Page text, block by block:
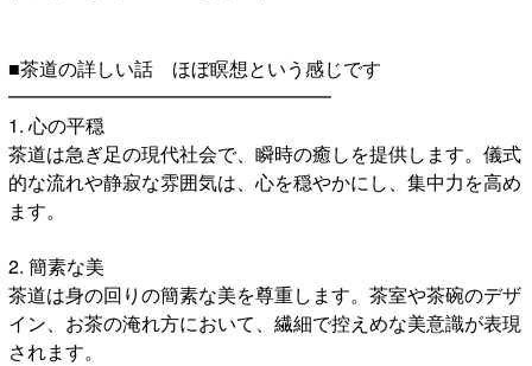
■茶道の詳しい話 ほぼ瞑想という感じです
━━━━━━━━━━━━━━━━━
1. 心の平穏
茶道は急ぎ足の現代社会で、瞬時の癒しを提供します。儀式
的な流れや静寂な雰囲気は、心を穏やかにし、集中力を高め
ます。
2. 簡素な美
茶道は身の回りの簡素な美を尊重します。茶室や茶碗のデザ
イン、お茶の淹れ方において、繊細で控えめな美意識が表現
されます。